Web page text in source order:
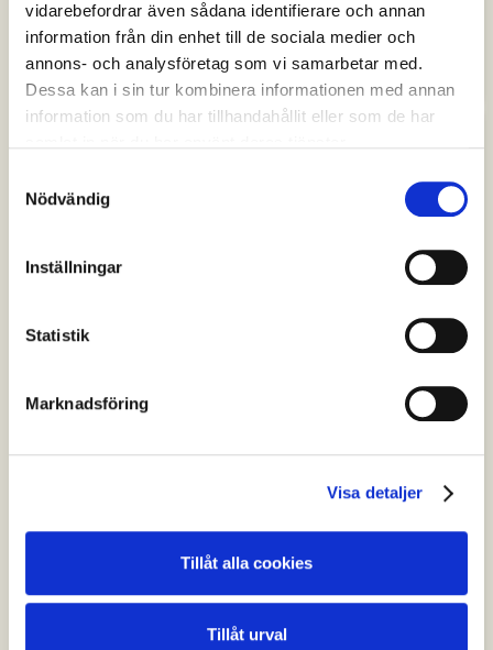
vidarebefordrar även sådana identifierare och annan
information från din enhet till de sociala medier och
annons- och analysföretag som vi samarbetar med.
Dessa kan i sin tur kombinera informationen med annan
information som du har tillhandahållit eller som de har
Nödvändig
Inställningar
Statistik
Marknadsföring
Visa detaljer
Tillåt alla cookies
Tillåt urval
Press and media
Erik Slottner
"Det som AI Sweden presenterade idag är ett
strategin på LinkedIn.